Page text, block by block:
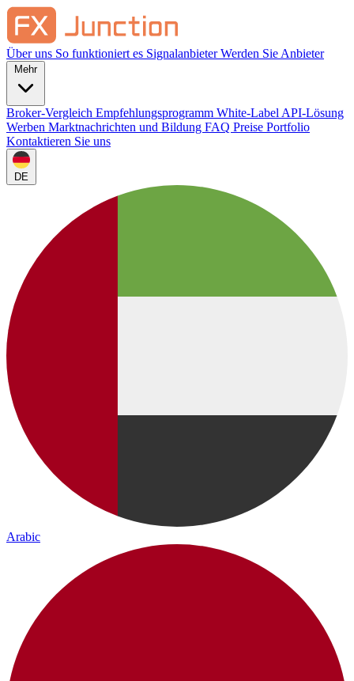
Über uns So funktioniert es SignalanbieterWerden Sie Anbieter
Mehr
Broker-Vergleich Empfehlungsprogramm White-Label API-Lösung
Werben Marktnachrichten und Bildung FAQ Preise Portfolio
Kontaktieren Sie uns
DE
Arabic